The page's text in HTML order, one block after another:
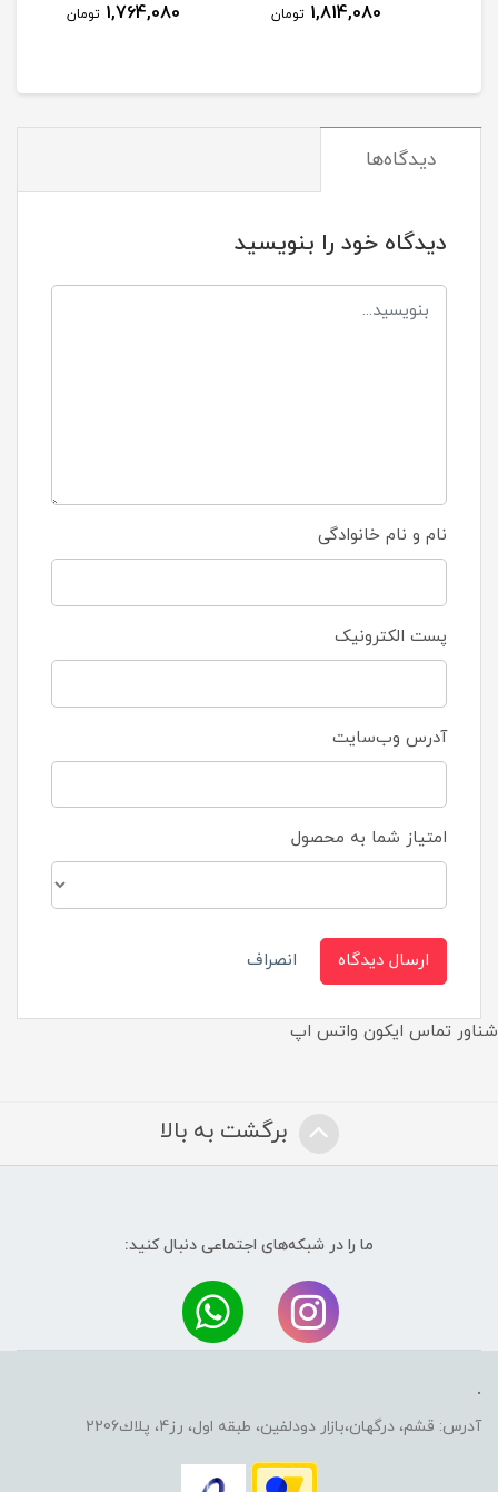
1,814,080 تومان 1,764,080 تومان
دیدگاه‌ها
دیدگاه خود را بنویسید
نام و نام خانوادگی
پست الکترونیک
آدرس وب‌سایت
امتیاز شما به محصول
ارسال دیدگاه انصراف
شناور تماس ایکون واتس اپ
برگشت به بالا
ما را در شبکه‌های اجتماعی دنبال کنید:
.
آدرس: قشم، درگهان،بازار دودلفين، طبقه اول، رز4، پلاك2206